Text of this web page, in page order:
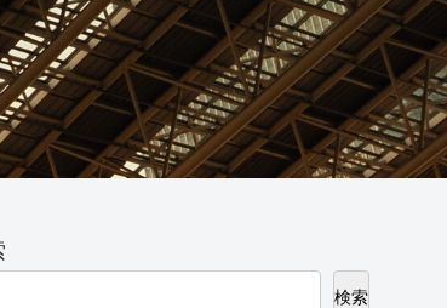
検索